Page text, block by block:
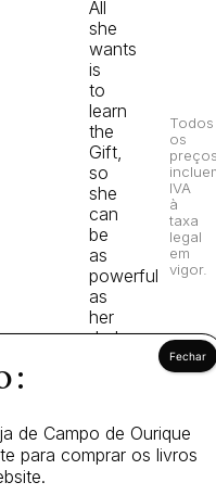
All
she
wants
is
to
learn
the
Gift,
so
she
can
be
as
powerful
as
her
dad
a
shocking
Todos
os
IVA
à
taxa
legal
em
vigor.
de Campo de Ourique
para comprar os livros